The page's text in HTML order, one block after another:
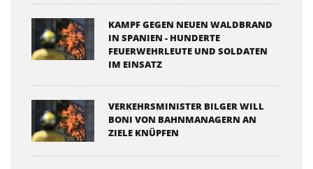
KAMPF GEGEN NEUEN WALDBRAND
IN SPANIEN - HUNDERTE
FEUERWEHRLEUTE UND SOLDATEN
IM EINSATZ
VERKEHRSMINISTER BILGER WILL
BONI VON BAHNMANAGERN AN
ZIELE KNÜPFEN